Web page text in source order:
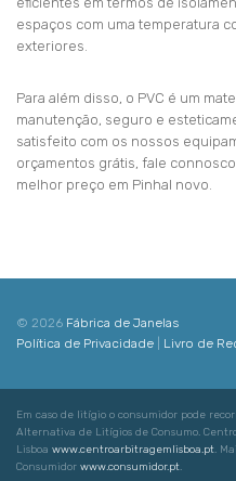
espaços com uma temperatura
exteriores.
Para além disso, o PVC é um
manutenção, seguro e
satisfeito com os nossos
orçamentos grátis, fale
melhor preço em Pinhal novo.
© 2026 Fábrica de Janelas
Política de Privacidade
Livro de
Em caso de litígio o consumidor pode
Alternativa de Litígios de Consumo.
Lisboa www.centroarbitragemlisboa.pt.
Consumidor www.consumidor.pt.